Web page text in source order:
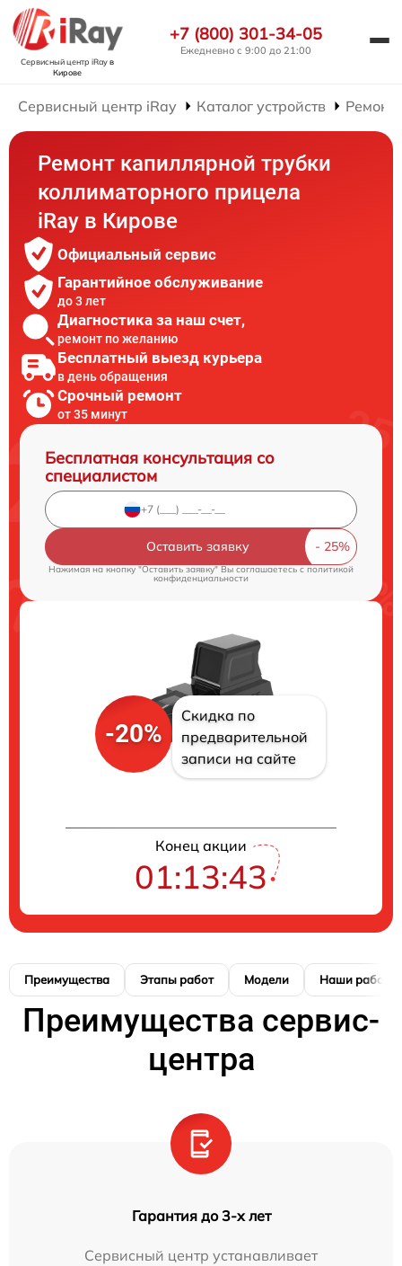
Сервисный центр iRayв
Кирове
+7 (800) 301-34-05
Ежедневно с 9:00 до 21:00
Сервисный центр iRay Каталог устройств Ремонт
Ремонт капиллярной трубки
коллиматорного прицела
iRay в Кирове
Официальный сервис
Гарантийное обслуживание
до 3 лет
Диагностика за наш счет,
ремонт по желанию
Бесплатный выезд курьера
в день обращения
Срочный ремонт
от 35 минут
Бесплатная консультация со
специалистом
Оставить заявку
Нажимая на кнопку "Оставить заявку" Вы соглашаетесь cполитикой
конфиденциальности
-20%
Скидка по
предварительной
записи на сайте
Конец акции
01:13:42
Преимущества Этапы работ Модели Наши работы
Преимущества сервис-
центра
Гарантия до 3-х лет
Сервисный центр устанавливает